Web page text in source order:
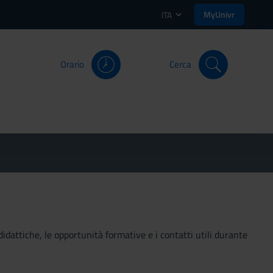
ITA MyUnivr
Orario Cerca
le opportunità formative e i contatti utili durante